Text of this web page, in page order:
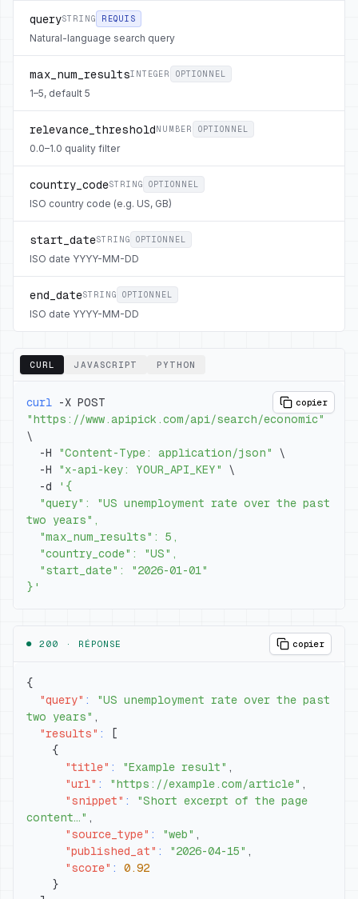
querySTRING REQUIS
Natural-language search query
max_num_resultsINTEGER OPTIONNEL
1–5, default 5
relevance_threshold NUMBER OPTIONNEL
0.0–1.0 quality filter
country_codeSTRING OPTIONNEL
ISO country code (e.g. US, GB)
start_dateSTRING OPTIONNEL
ISO date YYYY-MM-DD
end_dateSTRING OPTIONNEL
ISO date YYYY-MM-DD
CURL JAVASCRIPT PYTHON
copier
curl
"https://www.apipick.com/api/search/economic"
\
  -H
"Content-Type: application/json"
\
  -H
"x-api-key: YOUR_API_KEY"
\
  -d
}'
● 200 · RÉPONSE copier
{
"query" :
"US unemployment rate over the past
two years" ,
"results" :
[
{
"title" : "Example result" ,
"url" : "https://example.com/article" ,
"snippet" :
"Short excerpt of the page
content…" ,
"source_type" : "web" ,
"published_at" : "2026-04-15" ,
"score" :
0.92
}